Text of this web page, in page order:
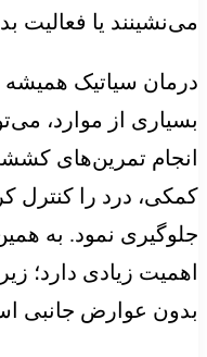
می‌نشینند یا فعالیت
درمان سیاتیک همیشه
بسیاری از موارد،
انجام تمرین‌های
کمکی، درد را کنترل
جلوگیری نمود. به
اهمیت زیادی دارد؛
بدون عوارض جانبی